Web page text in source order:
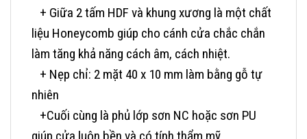
+ Giữa 2 tấm HDF và khung xương là một chất
liệu Honeycomb giúp cho cánh cửa chắc chắn
làm tăng khả năng cách âm, cách nhiệt.
+ Nẹp chỉ: 2 mặt 40 x 10 mm làm bằng gỗ tự
nhiên
+Cuối cùng là phủ lớp sơn NC hoặc sơn PU
giúp cửa luôn bền và có tính thẩm mỹ